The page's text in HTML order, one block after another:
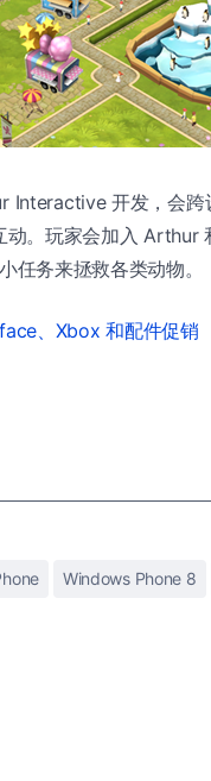
Interactive 开发，会跨
。玩家会加入 Arthur
任务来拯救各类动物
、Xbox 和配件促销
Windows Phone 8